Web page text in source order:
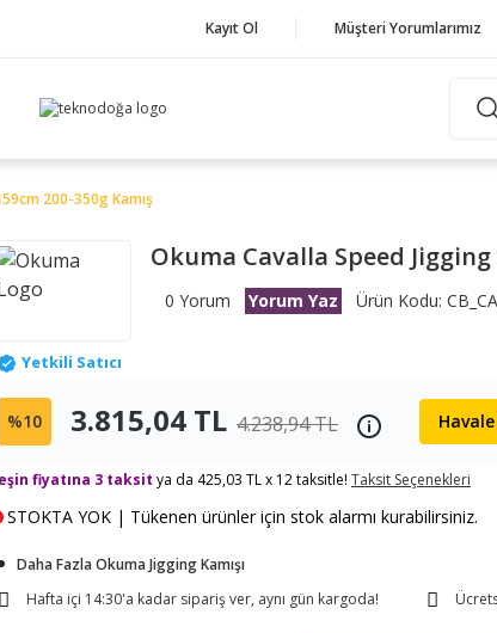
Kayıt Ol Müşteri Yorumlarımız
200-350g Kamış
Yetkili Satıcı
Okuma Cavalla Speed Jigging
0 Yorum Yorum Yaz Ürün Kodu:
%10 3.815,04 TL 4.238,94 TL
fiyatına 3 taksit ya da 425,03 TL x 12 taksitle! Taksit Seçenekleri
STOKTA YOK | Tükenen ürünler için stok alarmı kurabilirsiniz.
Daha Fazla Okuma Jigging Kamışı
Hafta içi 14:30'a kadar sipariş ver, aynı gün kargoda!